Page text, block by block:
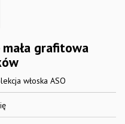
grafitowa
włoska ASO